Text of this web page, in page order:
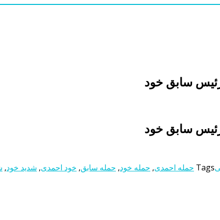
سابق خود
سابق خود
Tags حمله احمدی, حمله خود, حمله سابق, خود احمدی, شدید خود,